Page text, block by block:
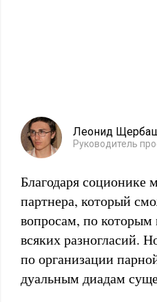
Леонид
Руководитель
Благодаря
партнера, который
вопросам, по которым
всяких разногласий.
по организации
дуальным диадам